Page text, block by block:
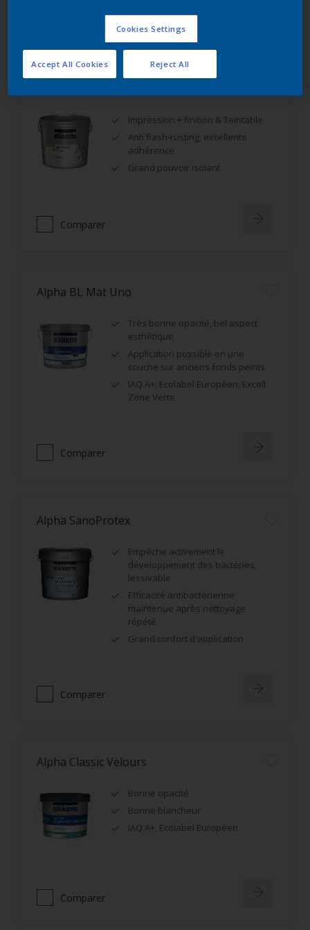
Impression + finition & Teintable
Anti flash-rusting, excellente
adhérence
Grand pouvoir isolant
Comparer
Alpha BL Mat Uno
Très bonne opacité, bel aspect
esthétique
Application possible en une
couche sur anciens fonds peints
IAQ A+, Ecolabel Européen, Excell
Zone Verte
Comparer
Alpha SanoProtex
Empêche activement le
développement des bactéries,
lessivable
Efficacité antibactérienne
maintenue après nettoyage
répété
Grand confort d'application
Comparer
Alpha Classic Velours
Bonne opacité
Bonne blancheur
IAQ A+, Ecolabel Européen
Comparer
Cookies Settings
Reject All
Accept All Cookies